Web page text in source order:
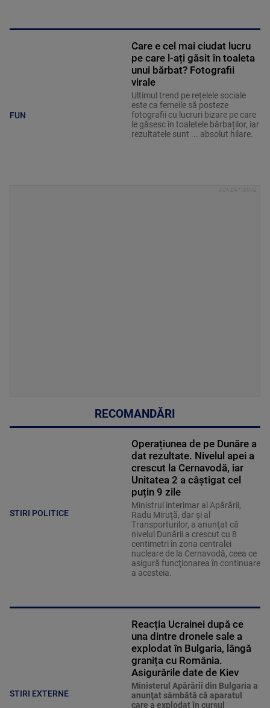
FUN
Care e cel mai ciudat lucru
pe care l-ați găsit în toaleta
unui bărbat? Fotografii
virale
Ultimul trend pe rețelele sociale
este ca femeile să posteze
fotografii cu lucruri bizare pe care
le găsesc în toaletele bărbaților, iar
rezultatele sunt ... absolut hilare.
RECOMANDĂRI
STIRI POLITICE
Operațiunea de pe Dunăre a
dat rezultate. Nivelul apei a
crescut la Cernavodă, iar
Unitatea 2 a câștigat cel
puțin 9 zile
Ministrul interimar al Apărării,
Radu Miruţă, dar şi al
Transporturilor, a anunţat că
nivelul Dunării a crescut cu 8
centimetri în zona centralei
nucleare de la Cernavodă, ceea ce
asigură funcţionarea în continuare
a acesteia.
STIRI EXTERNE
Reacția Ucrainei după ce
una dintre dronele sale a
explodat în Bulgaria, lângă
granița cu România.
Asigurările date de Kiev
Ministerul Apărării din Bulgaria a
anunţat sâmbătă că aparatul
care a explodat în cursul